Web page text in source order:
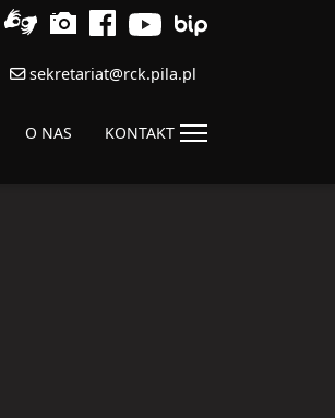
sekretariat@rck.pila.pl
O NAS KONTAKT